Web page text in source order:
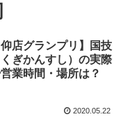
仰店グランプリ】国技
ぎかんすし）の実際
業時間・場所は？
2020.05.22